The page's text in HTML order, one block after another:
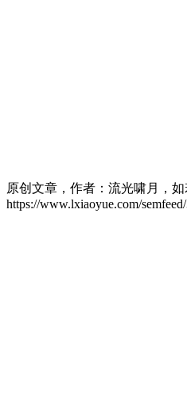
原创文章，作者：流光啸月，
https://www.lxiaoyue.com/